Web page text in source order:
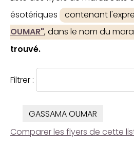
ésotériques
contenant
OUMAR", dans le nom du
trouvé.
Filtrer :
GASSAMA OUMAR
Comparer les flyers de cette